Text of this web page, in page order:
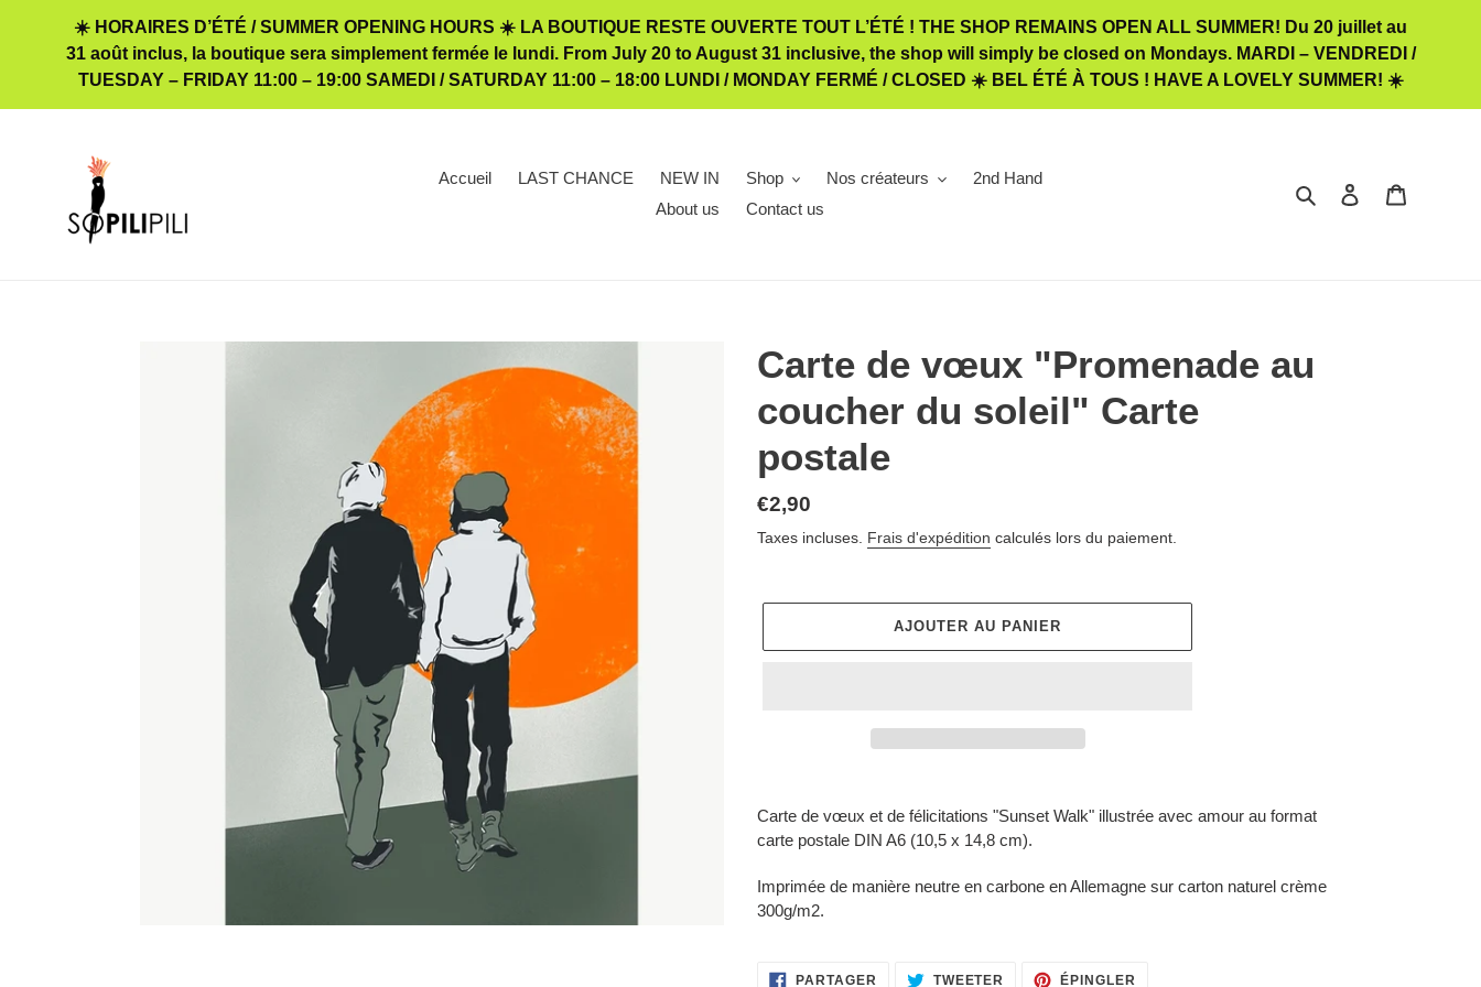
☀️ HORAIRES D’ÉTÉ / SUMMER OPENING HOURS ☀️ LA BOUTIQUE RESTE OUVERTE TOUT L’ÉTÉ ! THE SHOP REMAINS OPEN ALL SUMMER! Du 20 juillet au
31 août inclus, la boutique sera simplement fermée le lundi. From July 20 to August 31 inclusive, the shop will simply be closed on Mondays. MARDI – VENDREDI /
TUESDAY – FRIDAY 11:00 – 19:00 SAMEDI / SATURDAY 11:00 – 18:00 LUNDI / MONDAY FERMÉ / CLOSED ☀️ BEL ÉTÉ À TOUS ! HAVE A LOVELY SUMMER! ☀️
Accueil LAST CHANCE NEW IN Shop Nos créateurs
2nd Hand
About us
Contact us
RechercherSe connecter
Carte de vœux "Promenade au
coucher du soleil" Carte
postale
Prix
normal
€2,90
Taxes incluses. Frais d'expédition calculés lors du paiement.
AJOUTER AU PANIER
d'un
votre
panier
Carte de vœux et de félicitations "Sunset Walk" illustrée avec amour au format
carte postale DIN A6 (10,5 x 14,8 cm).
Imprimée de manière neutre en carbone en Allemagne sur carton naturel crème
300g/m2.
PARTAGER PARTAGERTWEETER TWEETERÉPINGLER